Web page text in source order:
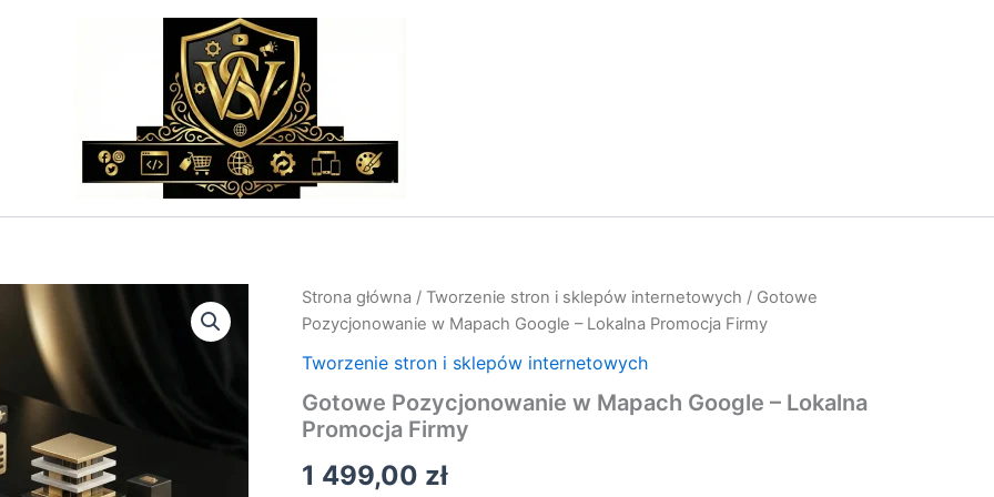
Strona główna / Tworzenie stron i sklepów internetowych / Gotowe
Pozycjonowanie w Mapach Google – Lokalna Promocja Firmy
Tworzenie stron i sklepów internetowych
Gotowe Pozycjonowanie w Mapach Google – Lokalna
Promocja Firmy
1 499,00 zł
ilość
Gotowe
Pozycjonowanie
w
Google
–
Promocja